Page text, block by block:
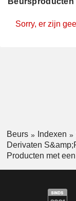
Sorry, er zijn
Beurs Indexen
Derivaten
Producten met